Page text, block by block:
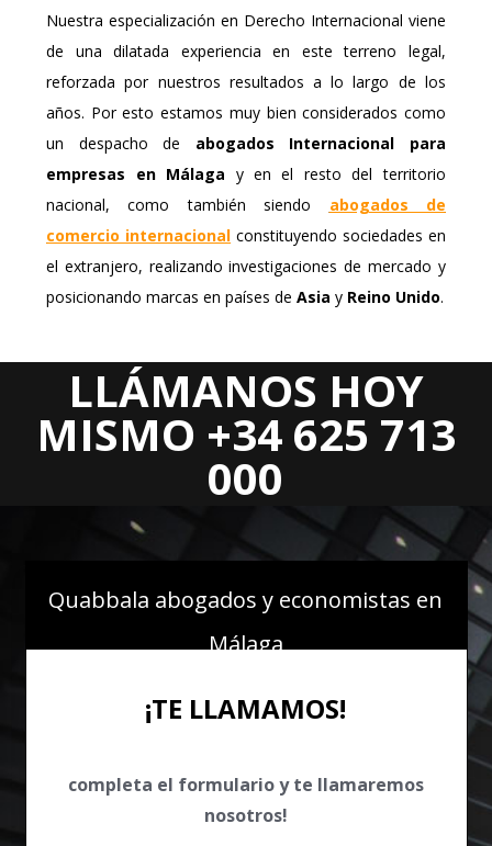
Nuestra especialización en Derecho Internacional viene
de una dilatada experiencia en este terreno legal,
reforzada por nuestros resultados a lo largo de los
años. Por esto estamos muy bien considerados como
un despacho de abogados Internacional para
empresas en Málaga y en el resto del territorio
nacional, como también siendo abogados de
comercio internacional constituyendo sociedades en
el extranjero, realizando investigaciones de mercado y
posicionando marcas en países deAsia y Reino Unido.
Areas Jurídicas
DERECHO CIVIL
DERECHO CONCURSAL
DERECHO ADMINISTRATIVO
DERECHO FINANCIERO Y TRIBUTARIO
DERECHO COMUNITARIO EUROPEO E INTERNACIONAL
LLÁMANOS HOY
MISMO +34 625 713
000
Quabbala abogados y economistas en
Málaga
¡TE LLAMAMOS!
completa el formulario y te llamaremos
nosotros!